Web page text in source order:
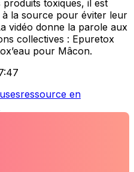
toxiques, il est
la source pour éviter leur
vidéo donne la parole aux
collectives : Epuretox
pour Mâcon.
ressource en